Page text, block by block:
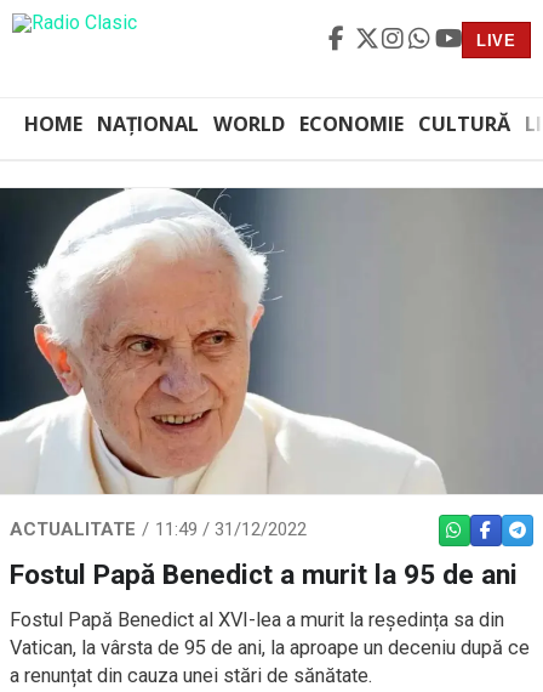
LIVE
HOME NAȚIONAL WORLD ECONOMIE CULTURĂ
ACTUALITATE 11:49 / 31/12/2022 WHATSAPP
Fostul Papă Benedict a murit la 95 de ani
Fostul Papă Benedict al XVI-lea a murit la reședința sa din
Vatican, la vârsta de 95 de ani, la aproape un deceniu după ce
a renunțat din cauza unei stări de sănătate.